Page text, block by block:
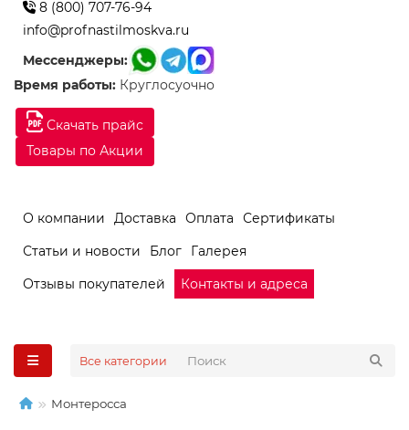
Скачать прайс
Товары по Акции
8 (800) 707-76-94
info@profnastilmoskva.ru
Мессенджеры:
Время работы: Круглосуочно
О компании Доставка Оплата
Сертификаты
Статьи и новости
Блог
Галерея
Отзывы покупателей
Контакты и адреса
Все категории
Монтеросса